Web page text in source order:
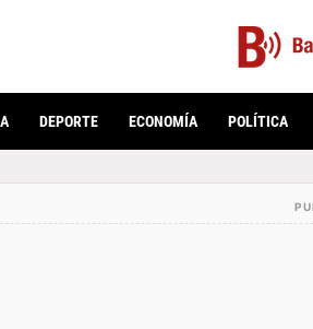
DEPORTE ECONOMÍA POLÍTICA